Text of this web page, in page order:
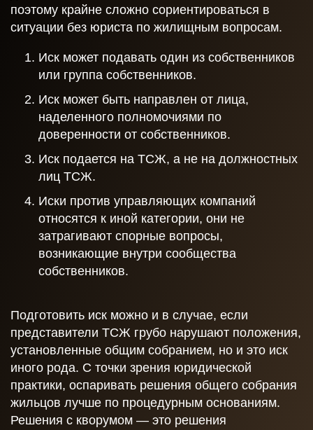
поэтому крайне сложно сориентироваться в
ситуации без юриста по жилищным вопросам.
Иск может подавать один из собственников
или группа собственников.
Иск может быть направлен от лица,
наделенного полномочиями по
доверенности от собственников.
Иск подается на ТСЖ, а не на должностных
лиц ТСЖ.
Иски против управляющих компаний
относятся к иной категории, они не
затрагивают спорные вопросы,
возникающие внутри сообщества
собственников.
Подготовить иск можно и в случае, если
представители ТСЖ грубо нарушают положения,
установленные общим собранием, но и это иск
иного рода. С точки зрения юридической
практики, оспаривать решения общего собрания
жильцов лучше по процедурным основаниям.
Решения с кворумом — это решения